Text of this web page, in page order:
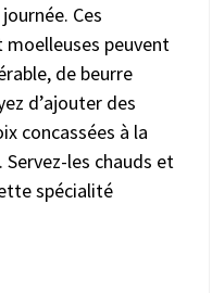
Ces
moelleuses peuvent
de beurre
d’ajouter des
concassées à la
les chauds et
spécialité